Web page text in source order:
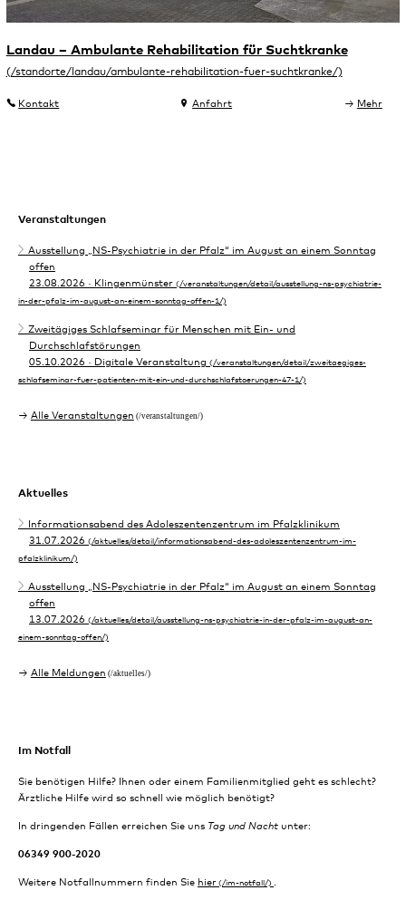
Landau – Ambulante Rehabilitation für Suchtkranke
Kontakt Anfahrt Mehr
Veranstaltungen
Ausstellung „NS-Psychiatrie in der Pfalz“ im August an einem Sonntag
offen
23.08.2026 · Klingenmünster
Zweitägiges Schlafseminar für Menschen mit Ein- und
Durchschlafstörungen
05.10.2026 · Digitale Veranstaltung
Alle Veranstaltungen
Aktuelles
Informationsabend des Adoleszentenzentrum im Pfalzklinikum
31.07.2026
Ausstellung „NS-Psychiatrie in der Pfalz“ im August an einem Sonntag
offen
13.07.2026
Alle Meldungen
Im Notfall
Sie benötigen Hilfe? Ihnen oder einem Familienmitglied geht es schlecht?
Ärztliche Hilfe wird so schnell wie möglich benötigt?
In dringenden Fällen erreichen Sie uns Tag und Nachtunter:
06349 900-2020
Weitere Notfallnummern finden Sie hier .